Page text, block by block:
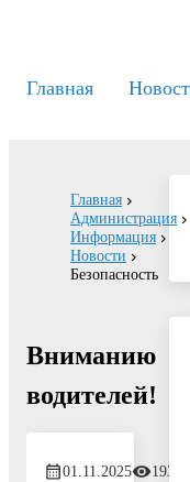
Главная
Главная
Администрация
Информация
Новости
Безопасность
Вниманию
водителей!
01.11.2025 193